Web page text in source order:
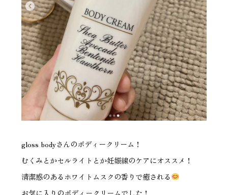
gloss bodyさんのボディークリーム！
むくみとかセルライトとか妊娠線のケアにオススメ！
清潔感のあるホワイトムスクの香りで癒される
お気に入りのボディークリームでした！